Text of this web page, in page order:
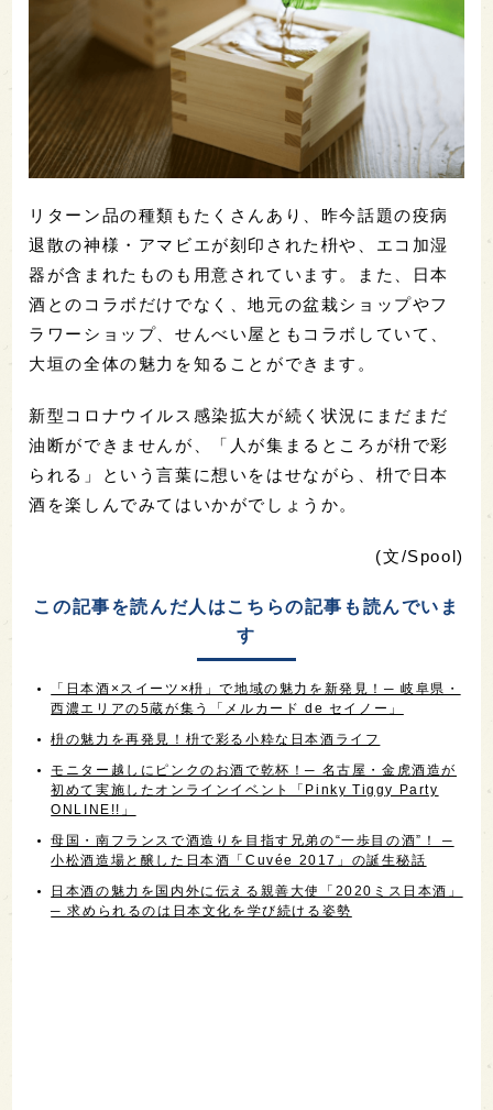
リターン品の種類もたくさんあり、昨今話題の疫病
退散の神様・アマビエが刻印された枡や、エコ加湿
器が含まれたものも用意されています。また、日本
酒とのコラボだけでなく、地元の盆栽ショップやフ
ラワーショップ、せんべい屋ともコラボしていて、
大垣の全体の魅力を知ることができます。
新型コロナウイルス感染拡大が続く状況にまだまだ
油断ができませんが、「人が集まるところが枡で彩
られる」という言葉に想いをはせながら、枡で日本
酒を楽しんでみてはいかがでしょうか。
(文/Spool)
この記事を読んだ人はこちらの記事も読んでいま
す
「日本酒×スイーツ×枡」で地域の魅力を新発見！─ 岐阜県・
西濃エリアの5蔵が集う「メルカード de セイノー」
枡の魅力を再発見！枡で彩る小粋な日本酒ライフ
モニター越しにピンクのお酒で乾杯！─ 名古屋・金虎酒造が
初めて実施したオンラインイベント「Pinky Tiggy Party
ONLINE!!」
母国・南フランスで酒造りを目指す兄弟の“一歩目の酒”！ ─
小松酒造場と醸した日本酒「Cuvée 2017」の誕生秘話
日本酒の魅力を国内外に伝える親善大使「2020ミス日本酒」
─ 求められるのは日本文化を学び続ける姿勢